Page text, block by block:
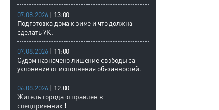
07.08.2026 | 13:00
Подготовка дома к зиме и что должна
сделать УК.
07.08.2026 | 11:00
Судом назначено лишение свободы за
уклонение от исполнения обязанностей.
06.08.2026 | 12:00
Житель города отправлен в
спецприемник ❗